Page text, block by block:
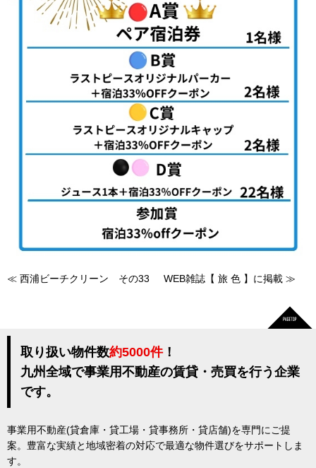
≪ 西浦ビーチクリーン その33 WEB雑誌【 旅 色 】に掲載 ≫
取り扱い物件数約5000件！
九州全域で事業用不動産の賃貸・売買を行う企業
です。
事業用不動産(貸倉庫・貸工場・貸事務所・貸店舗)を専門にご提
案。豊富な実績と地域密着の対応で最適な物件選びをサポートしま
す。